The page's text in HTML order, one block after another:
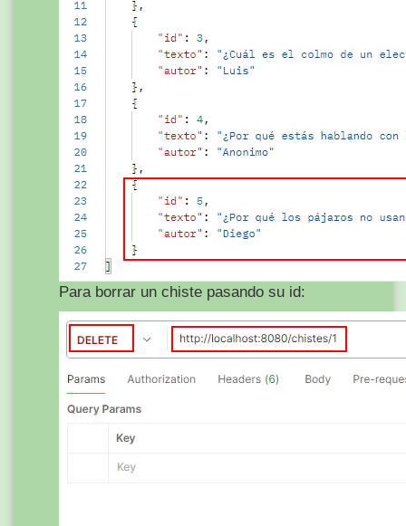
Para borrar un chiste pasando su id: